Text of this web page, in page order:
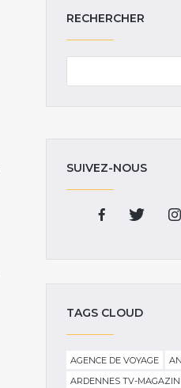
RECHERCHER
SUIVEZ-NOUS
TAGS CLOUD
AGENCE DE VOYAGE
ARDENNES TV-